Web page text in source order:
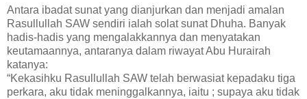
Antara ibadat sunat yang dianjurkan dan menjadi amalan
Rasullullah SAW sendiri ialah solat sunat Dhuha. Banyak
hadis-hadis yang mengalakkannya dan menyatakan
keutamaannya, antaranya dalam riwayat Abu Hurairah
katanya:
“Kekasihku Rasullullah SAW telah berwasiat kepadaku tiga
perkara, aku tidak meninggalkannya, iaitu ; supaya aku tidak